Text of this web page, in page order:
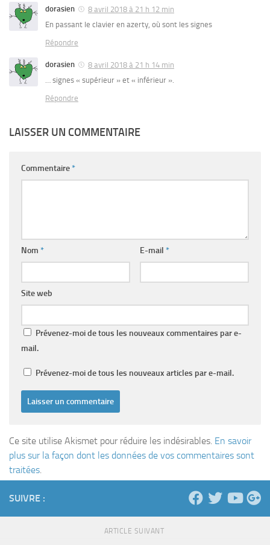
dorasien
8 avril 2018 à 21 h 12 min
En passant le clavier en azerty, où sont les signes
Répondre
dorasien
8 avril 2018 à 21 h 14 min
… signes « supérieur » et « inférieur ».
Répondre
LAISSER UN COMMENTAIRE
Commentaire*
Nom * E-mail *
Site web
Prévenez-moi de tous les nouveaux commentaires par e-
mail.
Prévenez-moi de tous les nouveaux articles par e-mail.
Ce site utilise Akismet pour réduire les indésirables. En savoir
plus sur la façon dont les données de vos commentaires sont
traitées.
SUIVRE :
ARTICLE SUIVANT